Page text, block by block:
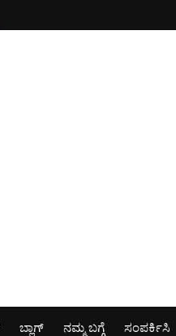
ಬ್ಲಾಗ್ ನಮ್ಮ ಬಗ್ಗೆ ಸಂಪರ್ಕಿಸಿ